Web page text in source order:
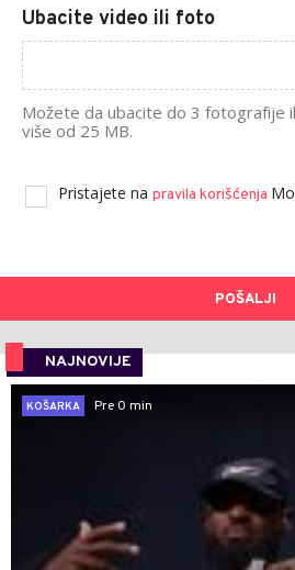
Ubacite video ili foto
Možete da ubacite do 3 fotografije
više od 25 MB.
Pristajete na pravila korišćenja
POŠALJI
NAJNOVIJE
KOŠARKA
Pre 0 min